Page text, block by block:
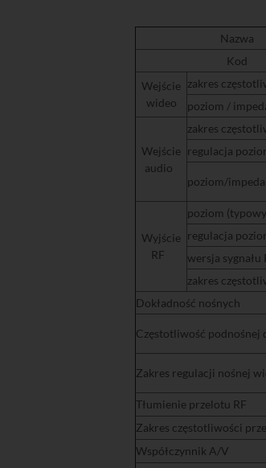
Nazwa
Kod
Wejście
wideo
zakres
poziom /
Wejście
audio
zakres
regulacja
poziom/
Wyjście
RF
poziom (typowy
regulacja
wersja
zakres
Dokładność nośnych
Częstotliwość
Zakres regulacji
Tłumienie przelotu RF
Zakres częstotliwości